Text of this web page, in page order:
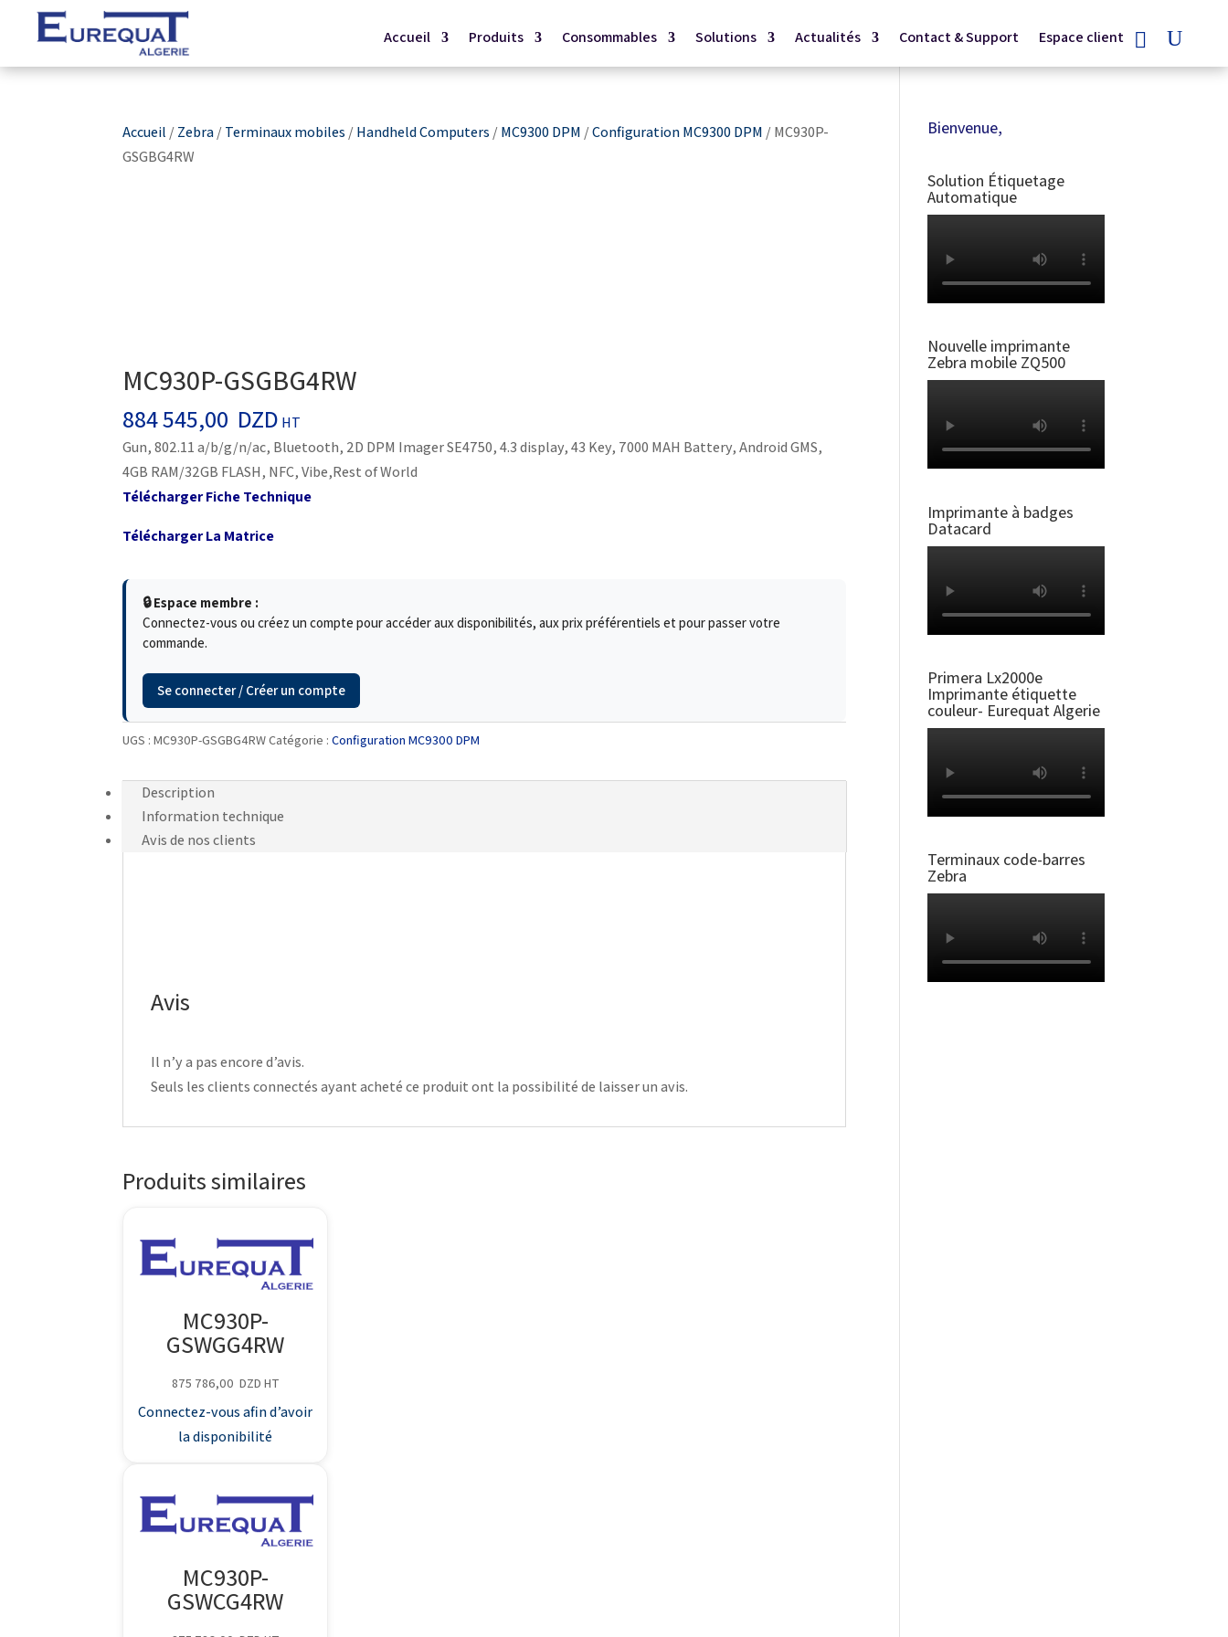
Accueil Produits Consommables Solutions Actualités Contact & Support Espace client
Accueil /Zebra/Terminaux mobiles /Handheld Computers /MC9300 DPM /Configuration MC9300 DPM / MC930P-
GSGBG4RW
MC930P-GSGBG4RW
884 545,00 DZD HT
Gun, 802.11 a/b/g/n/ac, Bluetooth, 2D DPM Imager SE4750, 4.3 display, 43 Key, 7000 MAH Battery, Android GMS,
4GB RAM/32GB FLASH, NFC, Vibe,Rest of World
Télécharger Fiche Technique
Télécharger La Matrice
🔒 Espace membre :
Connectez-vous ou créez un compte pour accéder aux disponibilités, aux prix préférentiels et pour passer votre
commande.
Se connecter / Créer un compte
UGS :MC930P-GSGBG4RWCatégorie :Configuration MC9300 DPM
Description
Information technique
Avis de nos clients
Avis
Il n’y a pas encore d’avis.
Seuls les clients connectés ayant acheté ce produit ont la possibilité de laisser un avis.
Produits similaires
MC930P-
GSWGG4RW
875 786,00 DZD HT
Connectez-vous afin d’avoir
la disponibilité
MC930P-
GSWCG4RW
Bienvenue,
Solution Étiquetage
Automatique
Nouvelle imprimante
Zebra mobile ZQ500
Imprimante à badges
Datacard
Primera Lx2000e
Imprimante étiquette
couleur- Eurequat Algerie
Terminaux code-barres
Zebra